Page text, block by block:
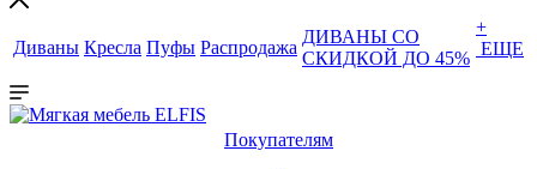
Диваны Кресла Пуфы Распродажа
ДИВАНЫ СО
СКИДКОЙ ДО 45%
+
ЕЩЕ
Покупателям